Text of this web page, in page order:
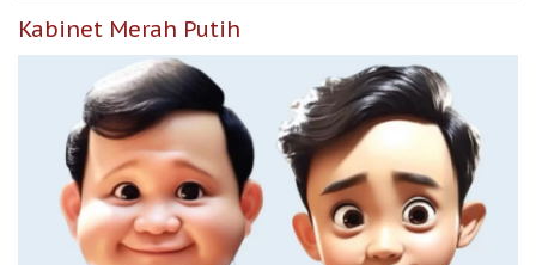
Kabinet Merah Putih